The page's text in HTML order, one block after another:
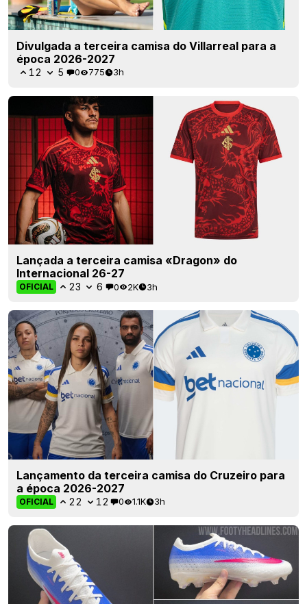
Divulgada a terceira camisa do Villarreal para a
época 2026-2027
12 5 0 775 3h
Lançada a terceira camisa «Dragon» do
Internacional 26-27
OFICIAL 23 6 0 2K 3h
Lançamento da terceira camisa do Cruzeiro para
a época 2026-2027
OFICIAL 22 12 0 1.1K 3h